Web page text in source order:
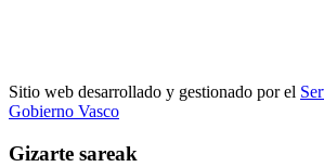
Sitio web desarrollado y gestionado por el
Gobierno Vasco
Gizarte sareak